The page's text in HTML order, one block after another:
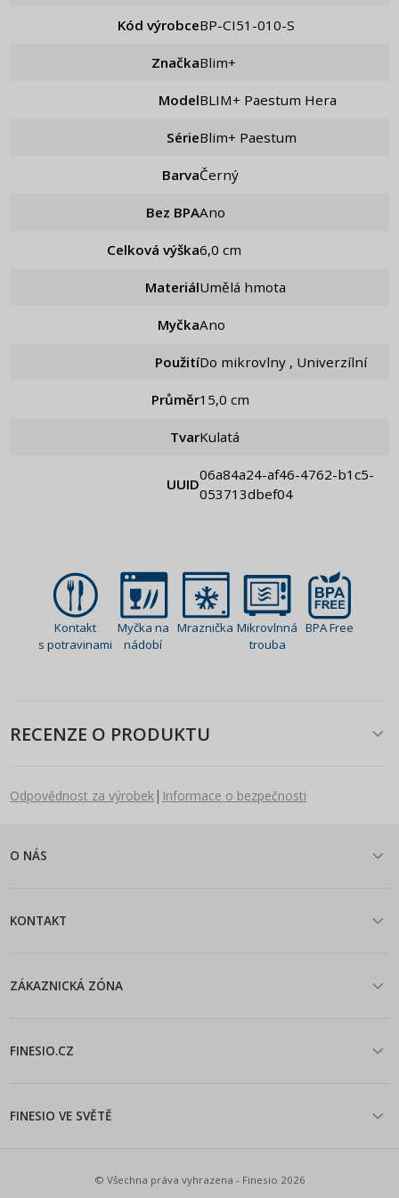
Kód výrobce BP-CI51-010-S
Značka Blim+
Model BLIM+ Paestum Hera
Série Blim+ Paestum
Barva Černý
Bez BPA Ano
Celková výška 6,0 cm
Materiál Umělá hmota
Myčka Ano
Použití Do mikrovlny , Univerzílní
Průměr 15,0 cm
Tvar Kulatá
UUID
06a84a24-af46-4762-b1c5-
053713dbef04
Kontakt
s potravinami
Myčka na
nádobí
Mraznička Mikrovlnná
trouba
BPA Free
RECENZE O PRODUKTU
Odpovědnost za výrobek| Informace o bezpečnosti
O NÁS
KONTAKT
ZÁKAZNICKÁ ZÓNA
FINESIO.CZ
FINESIO VE SVĚTĚ
© Všechna práva vyhrazena - Finesio 2026